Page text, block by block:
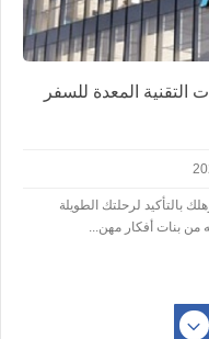
التقنية المعدة للسفر
بالتأكيد لرحلتك الطويلة